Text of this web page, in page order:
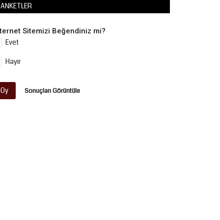
ANKETLER
Sitemizi Beğendiniz mi?
Evet
Hayır
Oy Sonuçları Görüntüle